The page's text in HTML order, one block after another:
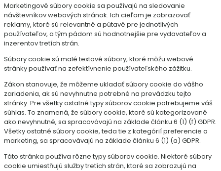
Marketingové súbory cookie sa používajú na sledovanie
návštevníkov webových stránok. Ich cieľom je zobrazovať
reklamy, ktoré sú relevantné a pútavé pre jednotlivých
používateľov, a tým pádom sú hodnotnejšie pre vydavateľov a
inzerentov tretích strán.
Súbory cookie sú malé textové súbory, ktoré môžu webové
stránky používať na zefektívnenie používateľského zážitku.
Zákon stanovuje, že môžeme ukladať súbory cookie do vášho
zariadenia, ak sú nevyhnutne potrebné na prevádzku tejto
stránky. Pre všetky ostatné typy súborov cookie potrebujeme váš
súhlas. To znamená, že súbory cookie, ktoré sú kategorizované
ako nevyhnutné, sa spracovávajú na základe článku 6 (1) (f) GDPR.
Všetky ostatné súbory cookie, teda tie z kategórií preferencie a
marketing, sa spracovávajú na základe článku 6 (1) (a) GDPR.
Táto stránka používa rôzne typy súborov cookie. Niektoré súbory
cookie umiestňujú služby tretích strán, ktoré sa zobrazujú na